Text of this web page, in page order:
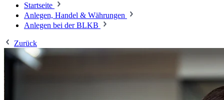
Startseite
Anlegen, Handel & Währungen
Anlegen bei der BLKB
Zurück